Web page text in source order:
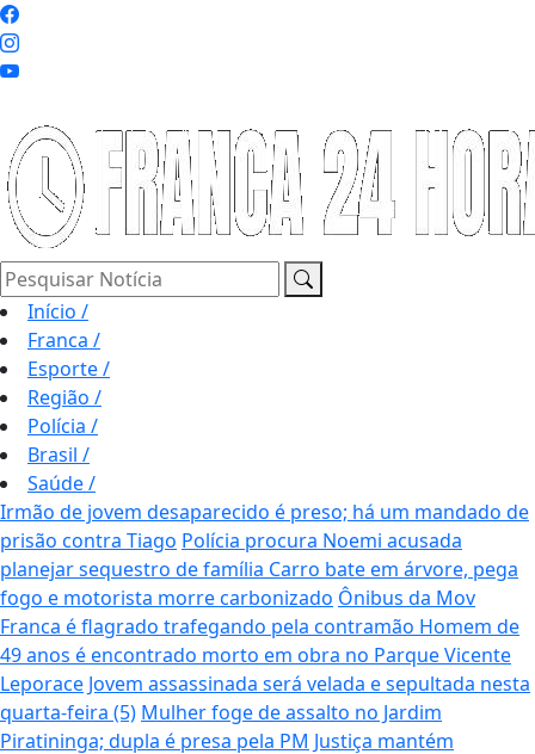
Pesquisar Notícia
Início /
Franca /
Esporte/
Região /
Polícia /
Brasil /
Saúde/
Irmão de jovem desaparecido é preso; há um mandado de
prisão contra Tiago Polícia procura Noemi acusada
planejar sequestro de família Carro bate em árvore, pega
fogo e motorista morre carbonizado Ônibus da Mov
Franca é flagrado trafegando pela contramão Homem de
49 anos é encontrado morto em obra no Parque Vicente
Leporace Jovem assassinada será velada e sepultada nesta
quarta-feira (5) Mulher foge de assalto no Jardim
Piratininga; dupla é presa pela PM Justiça mantém